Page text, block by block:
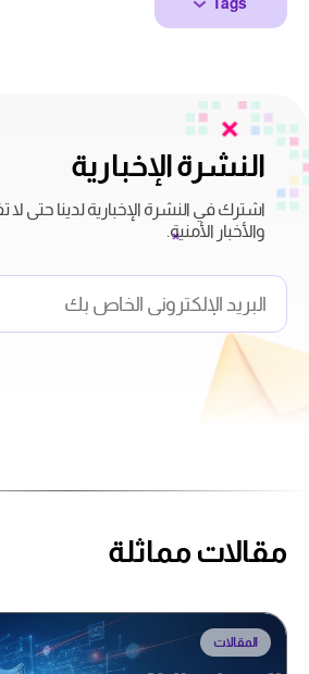
النشرة الإخبارية
اشترك في النشرة الإخبارية لدينا حتى لا
والأخبار الأمنية.
مقالات مماثلة
المقالات